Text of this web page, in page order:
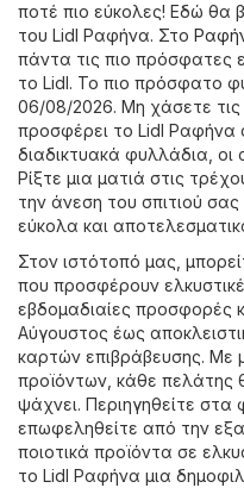
ποτέ πιο εύκολες! Εδώ θα
του Lidl Ραφήνα. Στο
πάντα τις πιο πρόσφατες
το Lidl. Το πιο πρόσφατο
06/08/2026. Μη χάσετε τις
προσφέρει το Lidl Ραφήνα
διαδικτυακά φυλλάδια, οι
Ρίξτε μια ματιά στις
την άνεση του σπιτιού
εύκολα και
Στον ιστότοπό μας,
που προσφέρουν
εβδομαδιαίες προσφορές
Αύγουστος έως
καρτών επιβράβευσης. Με
προϊόντων, κάθε πελάτης
ψάχνει. Περιηγηθείτε
επωφεληθείτε από την
ποιοτικά προϊόντα σε
το Lidl Ραφήνα μια